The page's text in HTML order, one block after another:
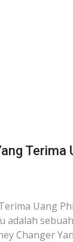
Terima
Uang
adalah
Changer